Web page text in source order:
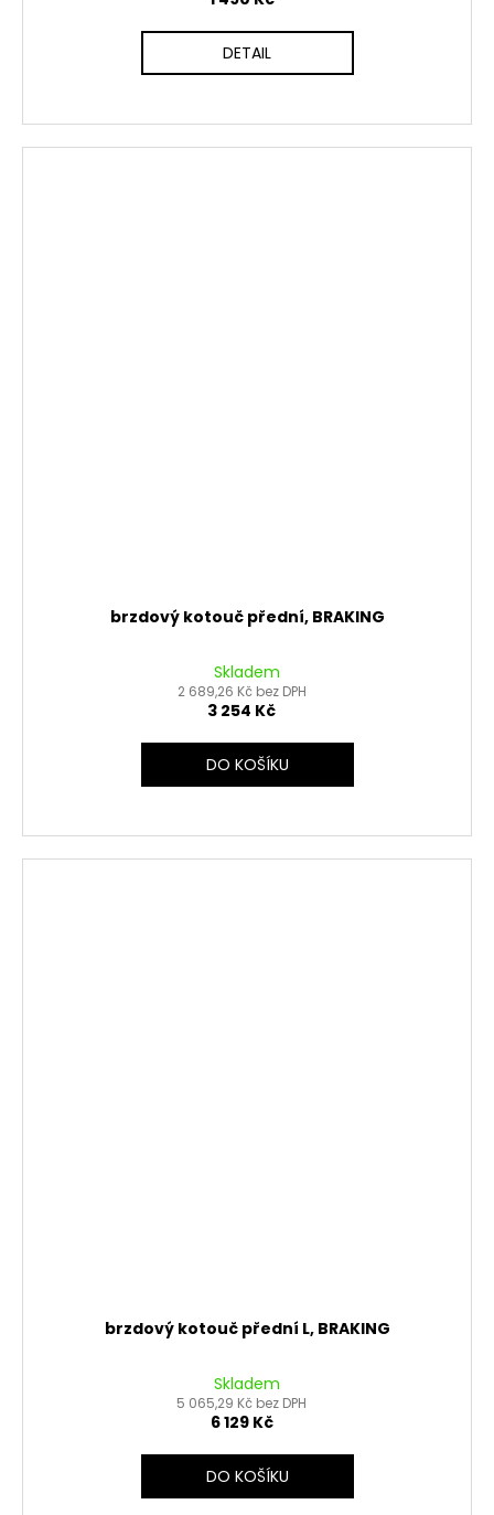
DETAIL
brzdový kotouč přední, BRAKING
Skladem
2 689,26 Kč bez DPH
3 254 Kč
DO KOŠÍKU
brzdový kotouč přední L, BRAKING
Skladem
5 065,29 Kč bez DPH
6 129 Kč
DO KOŠÍKU